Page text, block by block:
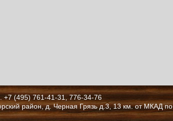
+7 (495) 761-41-31, 776-34-76
район, д. Черная Грязь д.3, 13 км. от МКАД по